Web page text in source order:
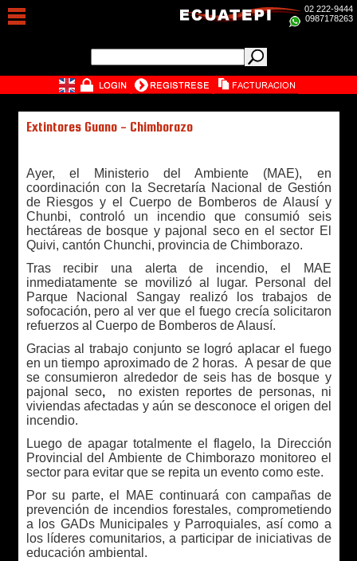
02 222-9444
0987178263
Extintores Guano - Chimborazo
Ayer, el Ministerio del Ambiente (MAE), en
coordinación con la Secretaría Nacional de Gestión
de Riesgos y el Cuerpo de Bomberos de Alausí y
Chunbi, controló un incendio que consumió seis
hectáreas de bosque y pajonal seco en el sector El
Quivi, cantón Chunchi, provincia de Chimborazo.
Tras recibir una alerta de incendio, el MAE
inmediatamente se movilizó al lugar. Personal del
Parque Nacional Sangay realizó los trabajos de
sofocación, pero al ver que el fuego crecía solicitaron
refuerzos al Cuerpo de Bomberos de Alausí.
Gracias al trabajo conjunto se logró aplacar el fuego
en un tiempo aproximado de 2 horas. A pesar de que
se consumieron alrededor de seis has de bosque y
pajonal seco, no existen reportes de personas, ni
viviendas afectadas y aún se desconoce el origen del
incendio.
Luego de apagar totalmente el flagelo, la Dirección
Provincial del Ambiente de Chimborazo monitoreo el
sector para evitar que se repita un evento como este.
Por su parte, el MAE continuará con campañas de
prevención de incendios forestales, comprometiendo
a los GADs Municipales y Parroquiales, así como a
los líderes comunitarios, a participar de iniciativas de
educación ambiental.